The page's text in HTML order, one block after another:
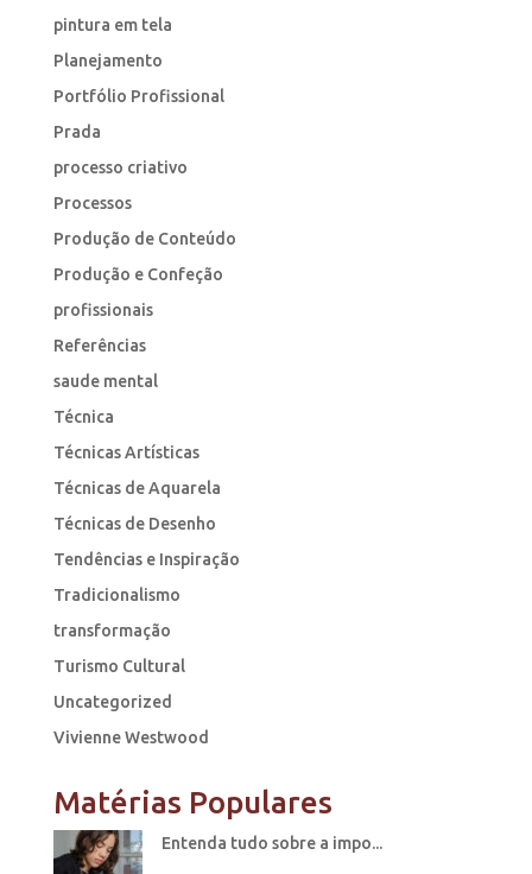
pintura em tela
Planejamento
Portfólio Profissional
Prada
processo criativo
Processos
Produção de Conteúdo
Produção e Confeção
profissionais
Referências
saude mental
Técnica
Técnicas Artísticas
Técnicas de Aquarela
Técnicas de Desenho
Tendências e Inspiração
Tradicionalismo
transformação
Turismo Cultural
Uncategorized
Vivienne Westwood
Matérias Populares
Entenda tudo sobre a impo...